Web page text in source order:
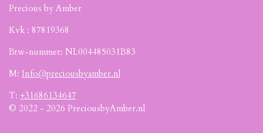
Precious by Amber
Kvk : 87819368
Btw-nummer: NL004485031B83
M: Info@preciousbyamber.nl
T: +31686134647
© 2022 - 2026 PreciousbyAmber.nl